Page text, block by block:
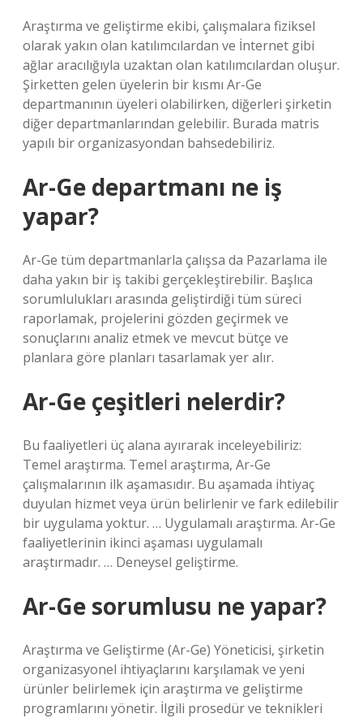
Araştırma ve geliştirme ekibi, çalışmalara fiziksel
olarak yakın olan katılımcılardan ve İnternet gibi
ağlar aracılığıyla uzaktan olan katılımcılardan oluşur.
Şirketten gelen üyelerin bir kısmı Ar-Ge
departmanının üyeleri olabilirken, diğerleri şirketin
diğer departmanlarından gelebilir. Burada matris
yapılı bir organizasyondan bahsedebiliriz.
Ar-Ge departmanı ne iş
yapar?
Ar-Ge tüm departmanlarla çalışsa da Pazarlama ile
daha yakın bir iş takibi gerçekleştirebilir. Başlıca
sorumlulukları arasında geliştirdiği tüm süreci
raporlamak, projelerini gözden geçirmek ve
sonuçlarını analiz etmek ve mevcut bütçe ve
planlara göre planları tasarlamak yer alır.
Ar-Ge çeşitleri nelerdir?
Bu faaliyetleri üç alana ayırarak inceleyebiliriz:
Temel araştırma. Temel araştırma, Ar-Ge
çalışmalarının ilk aşamasıdır. Bu aşamada ihtiyaç
duyulan hizmet veya ürün belirlenir ve fark edilebilir
bir uygulama yoktur. … Uygulamalı araştırma. Ar-Ge
faaliyetlerinin ikinci aşaması uygulamalı
araştırmadır. … Deneysel geliştirme.
Ar-Ge sorumlusu ne yapar?
Araştırma ve Geliştirme (Ar-Ge) Yöneticisi, şirketin
organizasyonel ihtiyaçlarını karşılamak ve yeni
ürünler belirlemek için araştırma ve geliştirme
programlarını yönetir. İlgili prosedür ve teknikleri